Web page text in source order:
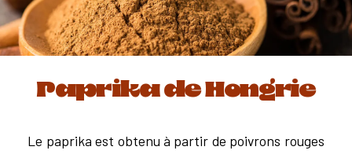
Paprika de Hongrie
Le paprika est obtenu à partir de poivrons rouges